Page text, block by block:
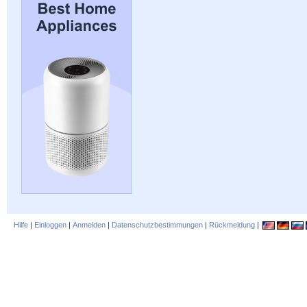
Hilfe | Einloggen | Anmelden | Datenschutzbestimmungen | Rückmeldung |